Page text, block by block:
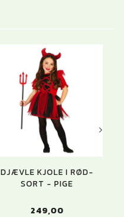
DJÆVLE KJOLE I RØD-
SORT - PIGE
249,00